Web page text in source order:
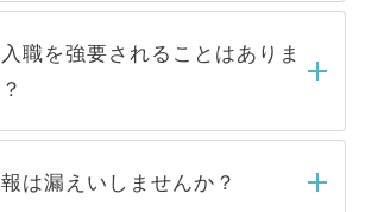
、5営業日以内にはご連絡をせて
ますので、しばらくお待ちくださ
で取り扱っている求人の
は、Webサイトからご覧いただ
非公開求人」です。非公開求人は
由によって、一般には公開してい
を避けるため 人気のある医療機
職を強要されることはありま
を強要することは一切ありませ
、仮に応募先から内定をいただい
は漏えいしませんか？